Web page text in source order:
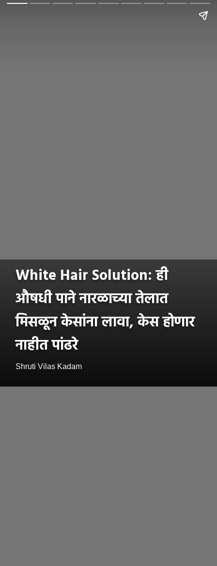
White Hair Solution: ही
औषधी पाने नारळाच्या तेलात
मिसळून केसांना लावा, केस होणार
नाहीत पांढरे
Shruti Vilas Kadam